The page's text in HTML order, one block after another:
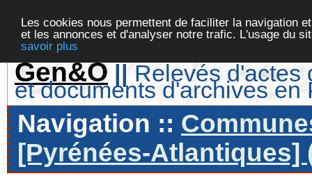
Les cookies nous permettent de faciliter la navigation
et les annonces et d'analyser notre trafic. L'usage du
savoir plus
Gen&O || Relevés d'actes
et documents d'archives en
Navigation ::
[Pyrénées-Atlantiques]